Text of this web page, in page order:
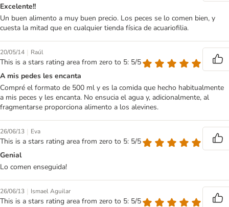
Excelente!!
Un buen alimento a muy buen precio. Los peces se lo comen bien, y
cuesta la mitad que en cualquier tienda física de acuariofilia.
20/05/14 | Raúl
This is a stars rating area from zero to 5: 5/5
A mis pedes les encanta
Compré el formato de 500 ml y es la comida que hecho habitualmente
a mis peces y les encanta. No ensucia el agua y, adicionalmente, al
fragmentarse proporciona alimento a los alevines.
26/06/13 | Eva
This is a stars rating area from zero to 5: 5/5
Genial
Lo comen enseguida!
26/06/13 | Ismael Aguilar
This is a stars rating area from zero to 5: 5/5